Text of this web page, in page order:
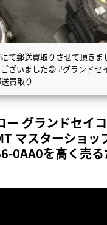
て郵送買取りさせて頂きま
ざいました😊 #グランド
買取り
ー グランドセイ
マスターショッ
0AA0を高く売